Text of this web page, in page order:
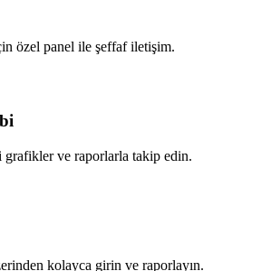
özel panel ile şeffaf iletişim.
ve raporlarla takip edin.
kolayca girin ve raporlayın.